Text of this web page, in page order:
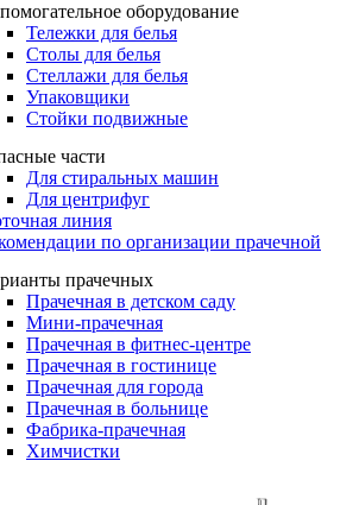
оборудование
Тележки для белья
Столы для белья
Стеллажи для белья
Упаковщики
Стойки подвижные
части
Для стиральных машин
Для центрифуг
линия
по организации прачечной
прачечных
Прачечная в детском саду
Мини-прачечная
Прачечная в фитнес-центре
Прачечная в гостинице
Прачечная для города
Прачечная в больнице
Фабрика-прачечная
Химчистки